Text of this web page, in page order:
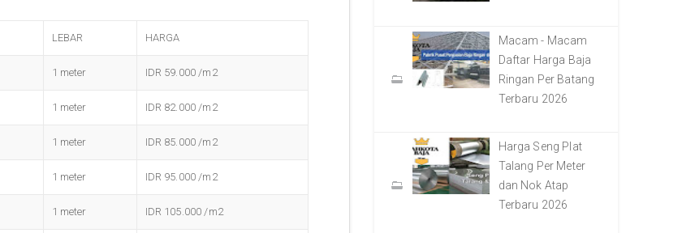
LEBAR HARGA
1 meter IDR 59.000 /m2
1 meter IDR 82.000 /m2
1 meter IDR 85.000 /m2
1 meter IDR 95.000 /m2
1 meter IDR 105.000 /m2
Macam - Macam
Daftar Harga Baja
Ringan Per Batang
Terbaru 2026
Harga Seng Plat
Talang Per Meter
dan Nok Atap
Terbaru 2026